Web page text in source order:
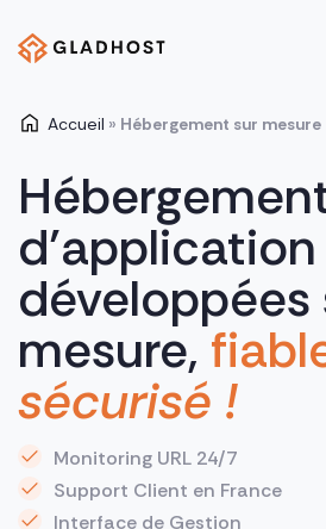
Hébergement
Nos autres offres
Nos références
Nous connaître
Blog
Accueil » Hébergement sur mesure
d’application
développées
mesure,
sécurisé !
Monitoring URL 24/7
Support Client en France
Interface de Gestion